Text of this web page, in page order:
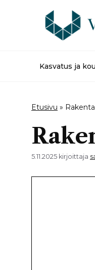
Kasvatus ja
Etusivu »
5.11.2025 kirjoittaja